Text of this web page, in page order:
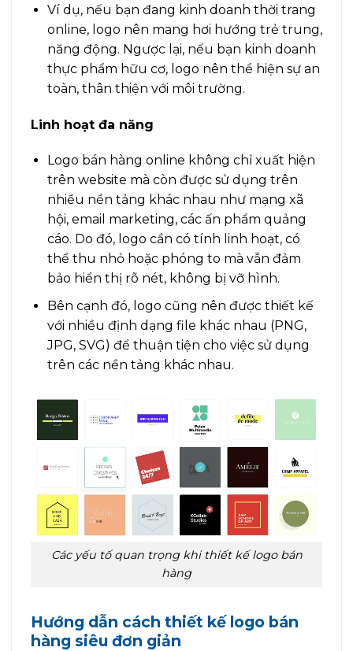
Ví dụ, nếu bạn đang kinh doanh thời trang
online, logo nên mang hơi hướng trẻ trung,
năng động. Ngược lại, nếu bạn kinh doanh
thực phẩm hữu cơ, logo nên thể hiện sự an
toàn, thân thiện với môi trường.
Linh hoạt đa năng
Logo bán hàng online không chỉ xuất hiện
trên website mà còn được sử dụng trên
nhiều nền tảng khác nhau như mạng xã
hội, email marketing, các ấn phẩm quảng
cáo. Do đó, logo cần có tính linh hoạt, có
thể thu nhỏ hoặc phóng to mà vẫn đảm
bảo hiển thị rõ nét, không bị vỡ hình.
Bên cạnh đó, logo cũng nên được thiết kế
với nhiều định dạng file khác nhau (PNG,
JPG, SVG) để thuận tiện cho việc sử dụng
trên các nền tảng khác nhau.
Các yếu tố quan trọng khi thiết kế logo bán
hàng
Hướng dẫn cách thiết kế logo bán
hàng siêu đơn giản